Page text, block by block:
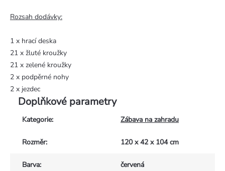
Rozsah dodávky:
1 x hrací deska
21 x žluté kroužky
21 x zelené kroužky
2 x podpěrné nohy
2 x jezdec
Doplňkové parametry
Kategorie: Zábava na zahradu
Rozměr: 120 x 42 x 104 cm
Barva: červená